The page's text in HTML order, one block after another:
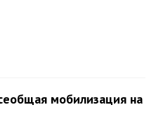
мобилизация на